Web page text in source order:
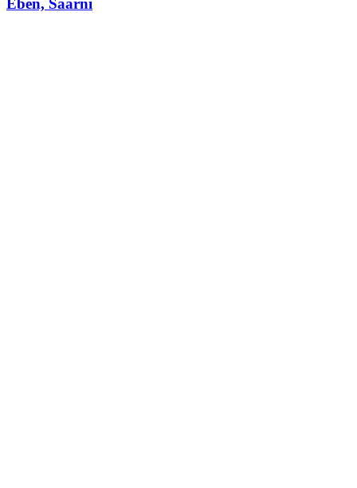
Eben, Saarni